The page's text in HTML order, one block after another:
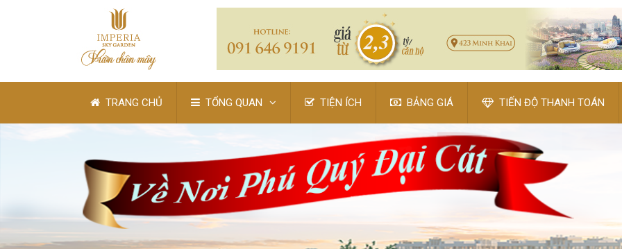
TRANG CHỦ TỔNG QUAN TIỆN ÍCH BẢNG GIÁ TIẾN ĐỘ THANH TOÁN